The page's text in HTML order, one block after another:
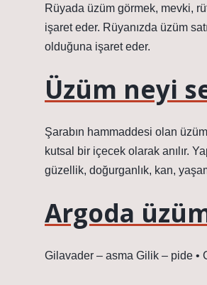
Rüyada üzüm görmek, mevki,
işaret eder. Rüyanızda üzüm
olduğuna işaret eder.
Üzüm neyi
Şarabın hammaddesi olan
kutsal bir içecek olarak anılır.
güzellik, doğurganlık, kan,
Argoda
Gilavader – asma Gilik – pide •